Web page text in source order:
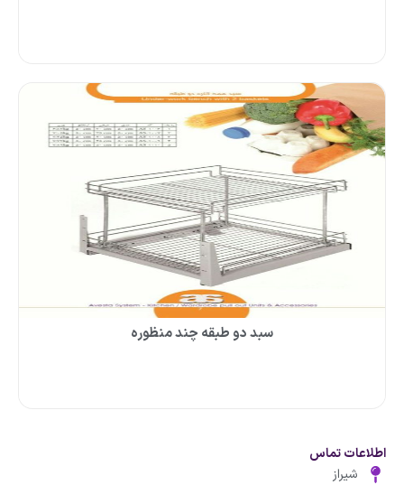
سبد دو طبقه چند منظوره
اطلاعات تماس
شیراز